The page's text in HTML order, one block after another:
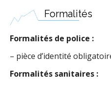
Formalités
Formalités de police :
– pièce d’identité
Formalités sanitaires :